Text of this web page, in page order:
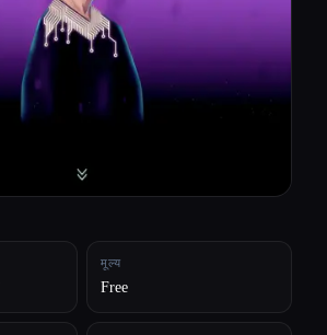
मूल्य
Free